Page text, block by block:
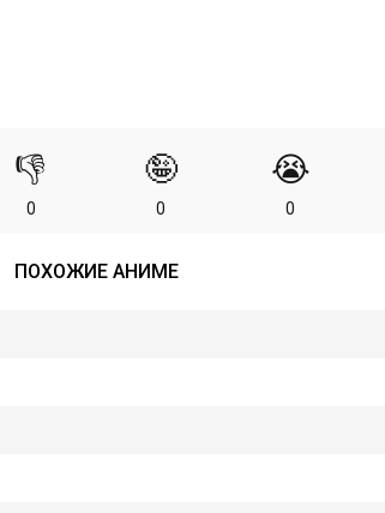
👎
0
🤪
0
😭
0
ПОХОЖИЕ АНИМЕ